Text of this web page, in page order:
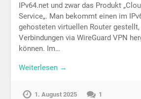
IPv64.net und zwar das Produkt
Service„. Man bekommt einen im
gehosteten virtuellen Router
Verbindungen via WireGuard VPN
können. Im…
Weiterlesen →
1. August 2025 1